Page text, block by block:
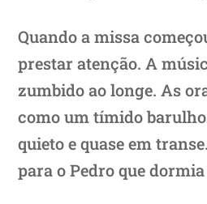
Quando a missa
prestar atenção. A
zumbido ao longe. As
como um tímido
quieto e quase em
para o Pedro que